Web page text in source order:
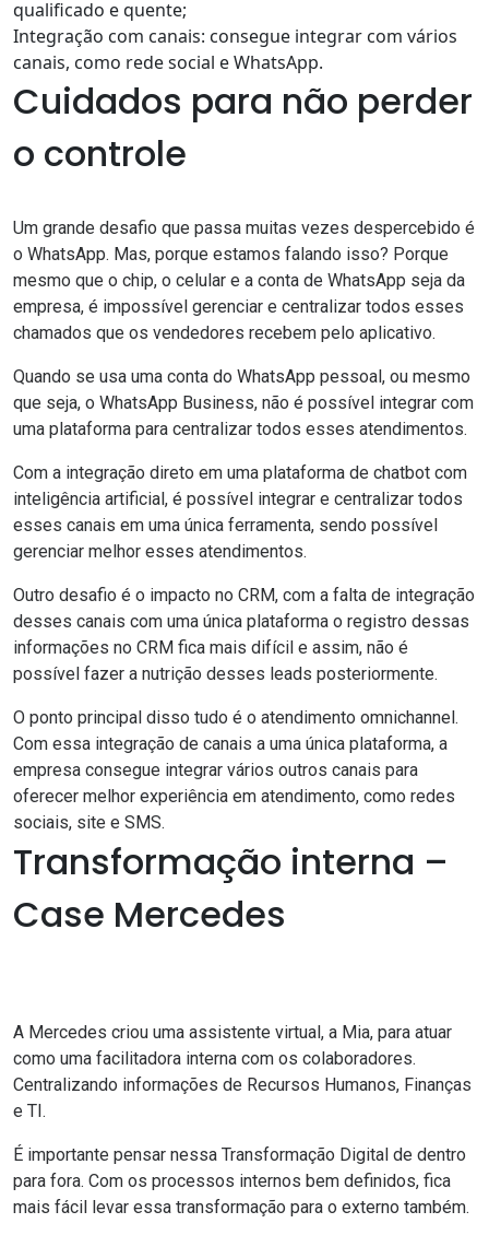
qualificado e quente;
Integração com canais: consegue integrar com vários
canais, como rede social e WhatsApp.
Cuidados para não perder
o controle
Um grande desafio que passa muitas vezes despercebido é
o WhatsApp. Mas, porque estamos falando isso? Porque
mesmo que o chip, o celular e a conta de WhatsApp seja da
empresa, é impossível gerenciar e centralizar todos esses
chamados que os vendedores recebem pelo aplicativo.
Quando se usa uma conta do WhatsApp pessoal, ou mesmo
que seja, o WhatsApp Business, não é possível integrar com
uma plataforma para centralizar todos esses atendimentos.
Com a integração direto em uma plataforma de chatbot com
inteligência artificial, é possível integrar e centralizar todos
esses canais em uma única ferramenta, sendo possível
gerenciar melhor esses atendimentos.
Outro desafio é o impacto no CRM, com a falta de integração
desses canais com uma única plataforma o registro dessas
informações no CRM fica mais difícil e assim, não é
possível fazer a nutrição desses leads posteriormente.
O ponto principal disso tudo é o atendimento omnichannel.
Com essa integração de canais a uma única plataforma, a
empresa consegue integrar vários outros canais para
oferecer melhor experiência em atendimento, como redes
sociais, site e SMS.
Transformação interna –
Case Mercedes
A Mercedes criou uma assistente virtual, a Mia, para atuar
como uma facilitadora interna com os colaboradores.
Centralizando informações de Recursos Humanos, Finanças
e TI.
É importante pensar nessa Transformação Digital de dentro
para fora. Com os processos internos bem definidos, fica
mais fácil levar essa transformação para o externo também.